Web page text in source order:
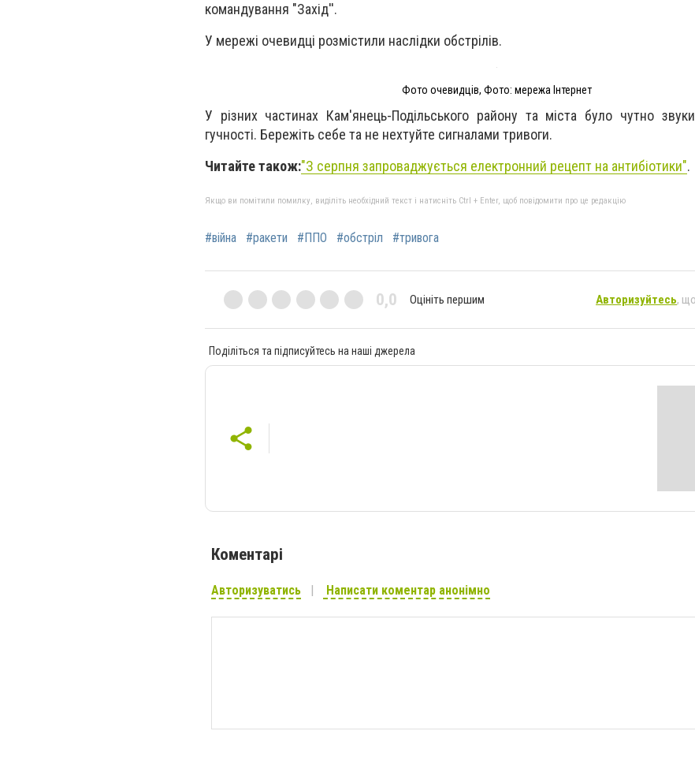
командування "Захід''.
У мережі очевидці розмістили наслідки обстрілів.
Фото очевидців, Фото: мережа Інтернет
У різних частинах Кам'янець-Подільського району та міста було чутно звуки
гучності. Бережіть себе та не нехтуйте сигналами тривоги.
Читайте також:"З серпня запроваджується електронний рецепт на антибіотики".
Якщо ви помітили помилку, виділіть необхідний текст і натисніть Ctrl + Enter, щоб повідомити про це редакцію
#війна #ракети #ППО #обстріл #тривога
0,0 Оцініть першим Авторизуйтесь,
Поділіться та підписуйтесь на наші джерела
Коментарі
Авторизуватись Написати коментар анонімно